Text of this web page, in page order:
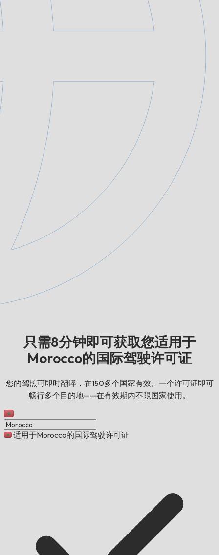
只需8分钟即可获取您适用于
Morocco的国际驾驶许可证
您的驾照可即时翻译，在150多个国家有效。一个许可证即可
畅行多个目的地——在有效期内不限国家使用。
适用于Morocco的国际驾驶许可证